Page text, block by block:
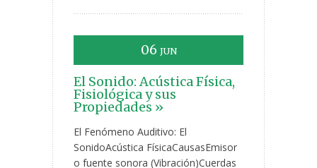
06 JUN
El Sonido: Acústica Física,
Fisiológica y sus
Propiedades »
El Fenómeno Auditivo: El
SonidoAcústica FísicaCausasEmisor
o fuente sonora (Vibración)Cuerdas